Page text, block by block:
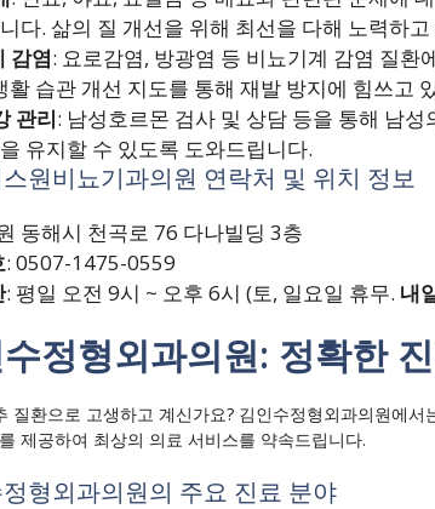
다. 삶의 질 개선을 위해 최선을 다해 노력하
감염: 요로감염, 방광염 등 비뇨기계 감염 질환
활 습관 개선 지도를 통해 재발 방지에 힘쓰고
관리: 남성호르몬 검사 및 상담 등을 통해 남
유지할 수 있도록 도와드립니다.
원비뇨기과의원 연락처 및 위치 정보
동해시 천곡로 76 다나빌딩 3층
: 0507-1475-0559
: 평일 오전 9시 ~ 오후 6시 (토, 일요일 휴무. 내
정형외과의원: 정확한
질환으로 고생하고 계신가요? 김인수정형외과의원에
제공하여 최상의 의료 서비스를 약속드립니다.
형외과의원의 주요 진료 분야